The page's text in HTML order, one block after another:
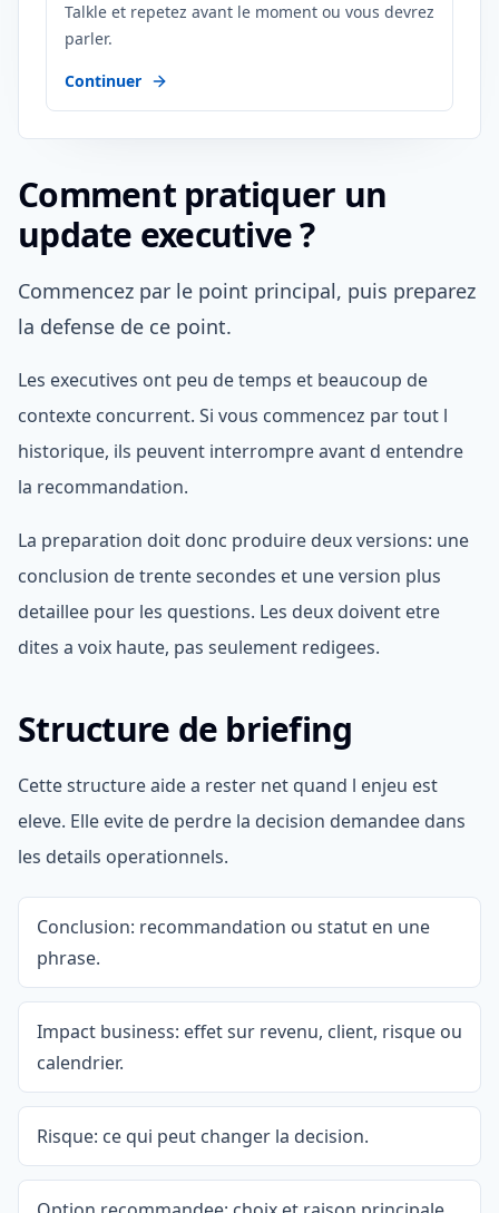
Talkle et repetez avant le moment ou vous devrez
parler.
Continuer
Comment pratiquer un
update executive ?
Commencez par le point principal, puis preparez
la defense de ce point.
Les executives ont peu de temps et beaucoup de
contexte concurrent. Si vous commencez par tout l
historique, ils peuvent interrompre avant d entendre
la recommandation.
La preparation doit donc produire deux versions: une
conclusion de trente secondes et une version plus
detaillee pour les questions. Les deux doivent etre
dites a voix haute, pas seulement redigees.
Structure de briefing
Cette structure aide a rester net quand l enjeu est
eleve. Elle evite de perdre la decision demandee dans
les details operationnels.
Conclusion: recommandation ou statut en une
phrase.
Impact business: effet sur revenu, client, risque ou
calendrier.
Risque: ce qui peut changer la decision.